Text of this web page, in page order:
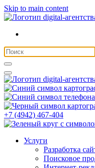
Skip to main content
+7 (4942) 467-404
Услуги
Разработка
Поисковое